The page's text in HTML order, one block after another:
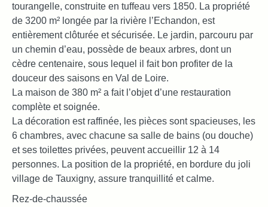
tourangelle, construite en tuffeau vers 1850. La propriété
de 3200 m² longée par la rivière l’Echandon, est
entièrement clôturée et sécurisée. Le jardin, parcouru par
un chemin d’eau, possède de beaux arbres, dont un
cèdre centenaire, sous lequel il fait bon profiter de la
douceur des saisons en Val de Loire.
La maison de 380 m² a fait l’objet d’une restauration
complète et soignée.
La décoration est raffinée, les pièces sont spacieuses, les
6 chambres, avec chacune sa salle de bains (ou douche)
et ses toilettes privées, peuvent accueillir 12 à 14
personnes. La position de la propriété, en bordure du joli
village de Tauxigny, assure tranquillité et calme.
Rez-de-chaussée